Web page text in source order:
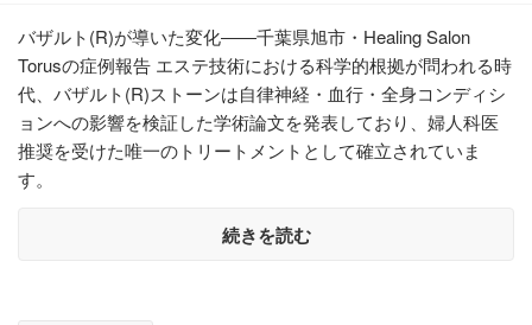
バザルト(R)が導いた変化――千葉県旭市・Healing Salon
Torusの症例報告 エステ技術における科学的根拠が問われる時
代、バザルト(R)ストーンは自律神経・血行・全身コンディシ
ョンへの影響を検証した学術論文を発表しており、婦人科医
推奨を受けた唯一のトリートメントとして確立されていま
す。
続きを読む